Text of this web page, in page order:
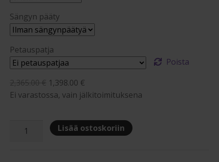
Sängyn pääty
Petauspatja
Poista
2,365.00€ Alkuperäinen
hinta
2,365.00 €.
1,398.00 €
hinta
1,398.00 €.
Ei varastossa, vain jälkitoimituksena
Sleep&DreamLisää ostoskoriin